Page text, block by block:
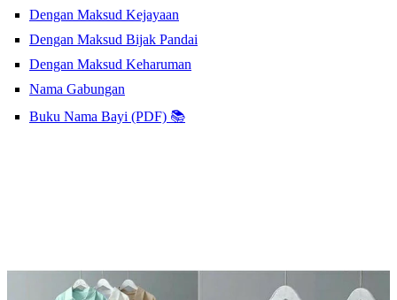
Dengan Maksud Kejayaan
Dengan Maksud Bijak Pandai
Dengan Maksud Keharuman
Nama Gabungan
Buku Nama Bayi (PDF) 📚